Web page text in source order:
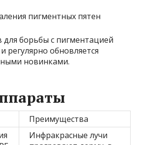
борьбы с пигментацией
регулярно обновляется
новинками.
Преимущества
Инфракрасные лучи